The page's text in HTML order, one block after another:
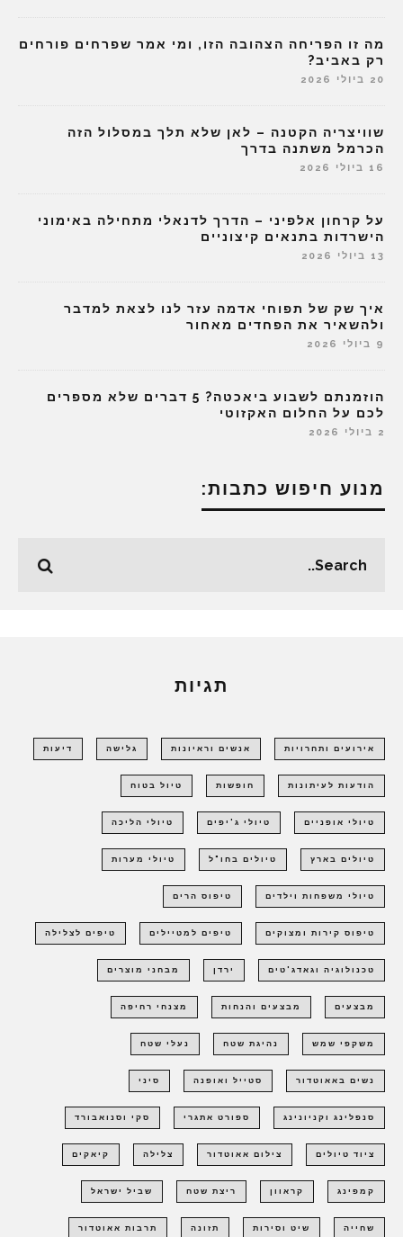
מה זו הפריחה הצהובה הזו, ומי אמר שפרחים פורחים
רק באביב?
20 ביולי 2026
שוויצריה הקטנה – לאן שלא תלך במסלול הזה
הכרמל משתנה בדרך
16 ביולי 2026
על קרחון אלפיני – הדרך לדנאלי מתחילה באימוני
הישרדות בתנאים קיצוניים
13 ביולי 2026
איך שק של תפוחי אדמה עזר לנו לצאת למדבר
ולהשאיר את הפחדים מאחור
9 ביולי 2026
הוזמנתם לשבוע ביאכטה? 5 דברים שלא מספרים
לכם על החלום האקזוטי
2 ביולי 2026
מנוע חיפוש כתבות:
תגיות
אירועים ותחרויות אנשים וראיונות גלישה דיעות
הודעות לעיתונות חופשות טיול בטוח
טיולי אופניים טיולי ג'יפים טיולי הליכה
טיולים בארץ טיולים בחו"ל טיולי מערות
טיולי משפחות וילדים טיפוס הרים
טיפוס קירות ומצוקים טיפים למטיילים טיפים לצלילה
טכנולוגיה וגאדג'טים ירדן מבחני מוצרים
מבצעים מבצעים והנחות מצנחי רחיפה
משקפי שמש נהיגת שטח נעלי שטח
נשים באאוטדור סטייל ואופנה סיני
סנפלינג וקניונינג ספורט אתגרי סקי וסנואבורד
ציוד טיולים צילום אאוטדור צלילה קיאקים
קמפינג קראוון ריצת שטח שביל ישראל
שחייה שיט וסירות תזונה תרבות אאוטדור